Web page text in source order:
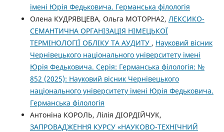
імені Юрія Федьковича. Германська філологія
Олена КУДРЯВЦЕВА, Ольга МОТОРНА2, ЛЕКСИКО-
СЕМАНТИЧНА ОРГАНІЗАЦІЯ НІМЕЦЬКОЇ
ТЕРМІНОЛОГІЇ ОБЛІКУ ТА АУДИТУ , Науковий вісник
Чернівецького національного університету імені
Юрія Федьковича. Серія: Германська філологія: №
852 (2025): Науковий вісник Чернівецького
національного університету імені Юрія Федьковича.
Германська філологія
Антоніна КОРОЛЬ, Лілія ДІОРДІЙЧУК,
ЗАПРОВАДЖЕННЯ КУРСУ «НАУКОВО-ТЕХНІЧНИЙ